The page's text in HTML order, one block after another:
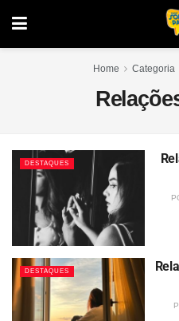
Home Categoria
DESTAQUES
DESTAQUES